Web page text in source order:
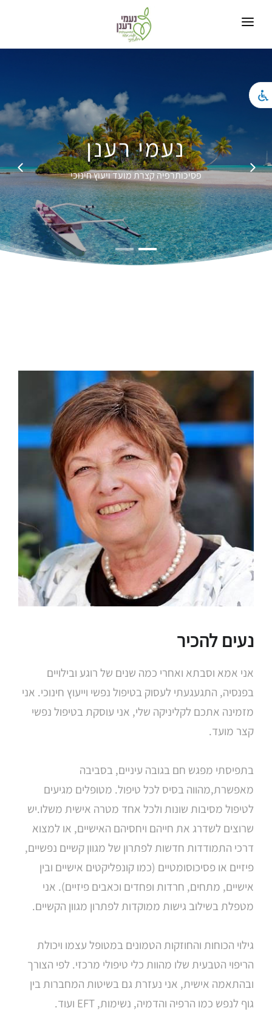
בית
טיפול בנשימה מעגלית
טיפול בחרדה
טיפול גוף נפש
הדרכת הורים
צור קשר
נעמי רענן
פסיכותרפיה קצרת מועד ויעוץ חינוכי
נעים להכיר
אני אמא וסבתא ואחרי כמה שנים של רוגע ובילויים
בפנסיה, התגעגעתי לעסוק בטיפול נפשי וייעוץ חינוכי. אני
מזמינה אתכם לקליניקה שלי, אני עוסקת בטיפול נפשי
קצר מועד.
בתפיסתי מפגש חם בגובה עיניים, בסביבה
מאפשרת,מהווה בסיס לכל טיפול. מטופלים מגיעים
לטיפול מסיבות שונות ולכל אחד מטרה אישית משלו.יש
שרוצים לשדרג את חייהם ויחסיהם האישיים, או למצוא
דרכי התמודדות חדשות לפתרון של מגוון קשיים נפשיים,
פיזיים או פסיכוסומטיים (כמו קונפליקטים אישיים ובין
אישיים, מתחים, חרדות ופחדים וכאבים פיזיים). אני
מטפלת בשילוב גישות ממוקדות לפתרון מגוון הקשיים.
גילוי הכוחות והחוזקות הטמונים במטופל עצמו ויכולת
הריפוי הטבעית שלו מהוות כלי טיפולי מרכזי. לפי הצורך
ובהתאמה אישית, אני נעזרת גם בשיטות המחברות בין
גוף לנפש כמו הרפיה והדמיה, נשימות, EFT ועוד.